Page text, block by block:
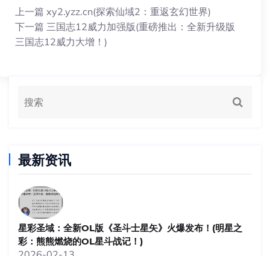
上一篇 xy2.yzz.cn(探索仙域2：重返玄幻世界)
下一篇 三国志12威力加强版(重磅推出：全新升级版
三国志12威力大增！)
最新资讯
星彩圣域：全新OL版《圣斗士星矢》火爆发布！(明星之
彩：熊熊燃烧的OL星斗战记！)